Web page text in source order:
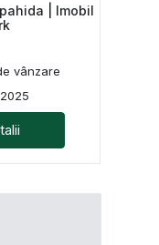
| Imobil
vânzare
2025